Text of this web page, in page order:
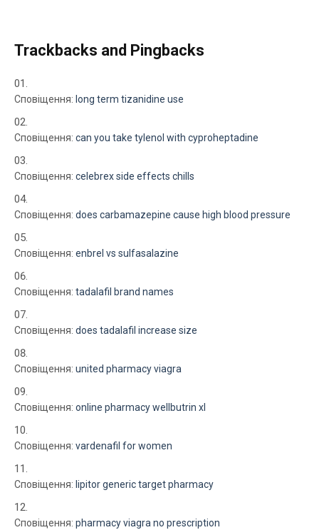
Trackbacks and Pingbacks
Сповіщення: long term tizanidine use
Сповіщення: can you take tylenol with cyproheptadine
Сповіщення: celebrex side effects chills
Сповіщення: does carbamazepine cause high blood pressure
Сповіщення: enbrel vs sulfasalazine
Сповіщення: tadalafil brand names
Сповіщення: does tadalafil increase size
Сповіщення: united pharmacy viagra
Сповіщення: online pharmacy wellbutrin xl
Сповіщення: vardenafil for women
Сповіщення: lipitor generic target pharmacy
Сповіщення: pharmacy viagra no prescription